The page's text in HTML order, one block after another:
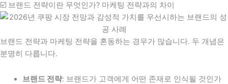
☑️ 브랜드 전략이란 무엇인가? 마케팅 전략과의 차이
브랜드 전략과 마케팅 전략을 혼동하는 경우가 많습니다. 두 개념은
분명히 다릅니다.
브랜드 전략: 브랜드가 고객에게 어떤 존재로 인식될 것인가